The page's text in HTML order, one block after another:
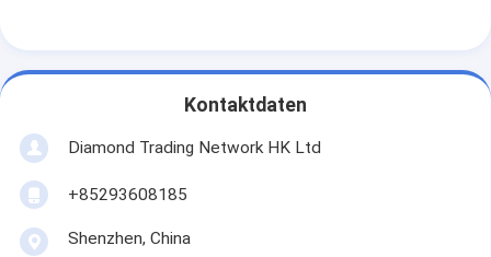
Kontaktdaten
Diamond Trading Network HK Ltd
+85293608185
Shenzhen, China